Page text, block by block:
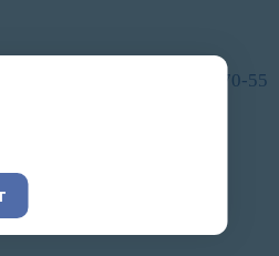
8 (800) 600-70-55
для пищевых производств
продукции
пищевой